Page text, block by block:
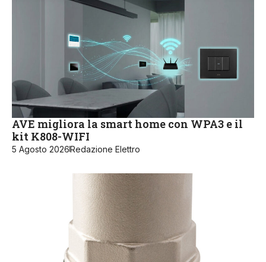
AVE migliora la smart home con WPA3 e il
kit K808-WIFI
5 Agosto 2026Redazione Elettro